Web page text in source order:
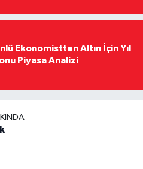
Ekonomistten Altın İçin Yıl
Piyasa Analizi